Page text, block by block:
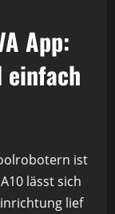
App:
einfach
ist
lässt sich
lief